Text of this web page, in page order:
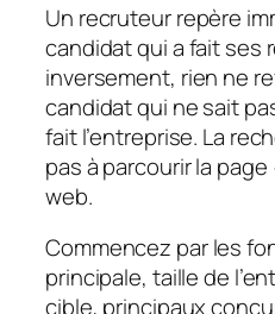
Un recruteur repère
candidat qui a fait ses
inversement, rien ne
candidat qui ne sait
fait l’entreprise. La
pas à parcourir la
web.
Commencez par les
principale, taille de
cible, principaux